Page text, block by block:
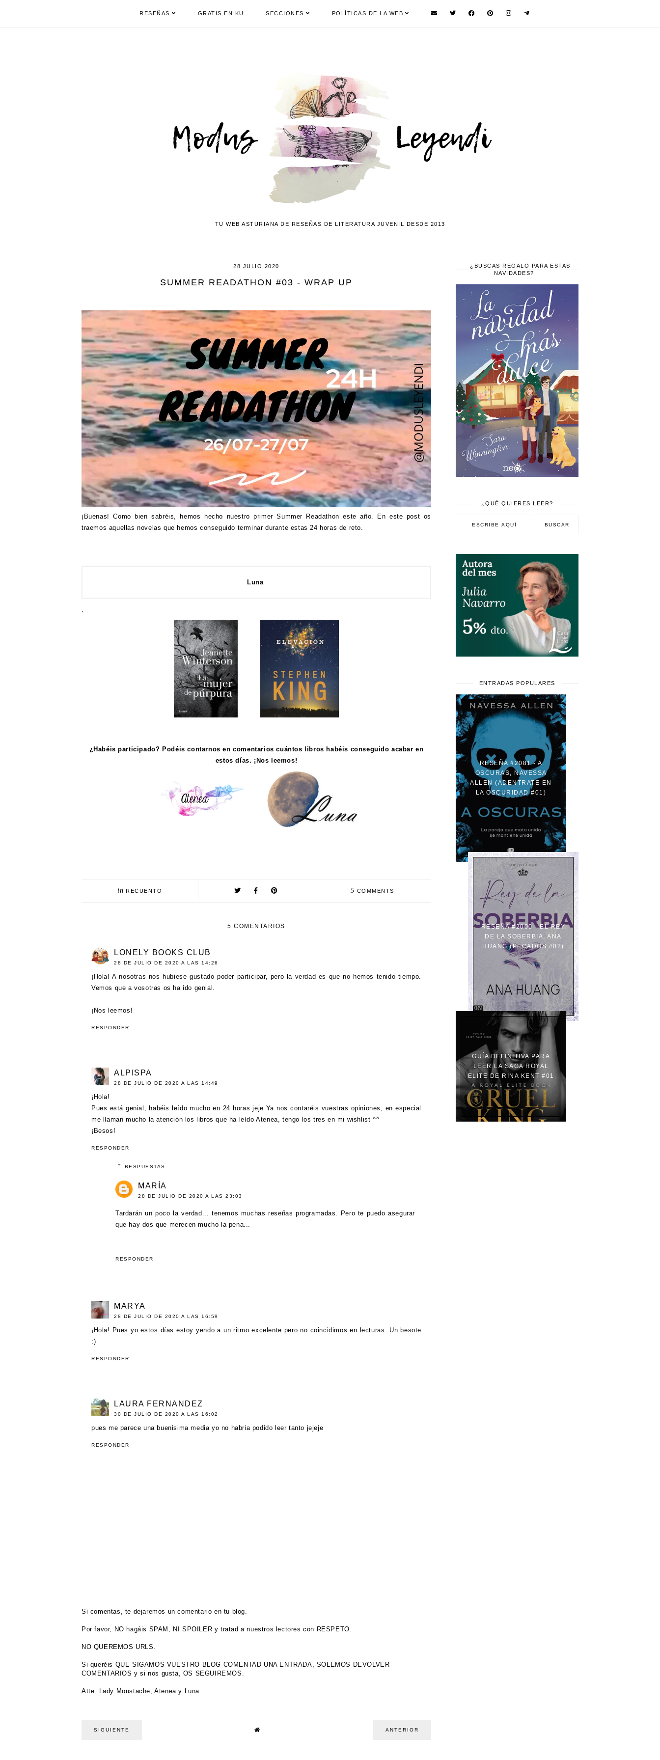
RESEÑAS GRATIS EN KU SECCIONES POLÍTICAS DE LA WEB
TU WEB ASTURIANA DE RESEÑAS DE LITERATURA JUVENIL DESDE 2013
28 JULIO 2020
SUMMER READATHON #03 - WRAP UP
¡Buenas! Como bien sabréis, hemos hecho nuestro primer Summer Readathon este año. En este post os
traemos aquellas novelas que hemos conseguido terminar durante estas 24 horas de reto.
Luna
´
¿Habéis participado? Podéis contarnos en comentarios cuántos libros habéis conseguido acabar en
estos días. ¡Nos leemos!
in RECUENTO 5 COMMENTS
5 COMENTARIOS
LONELY BOOKS CLUB
28 DE JULIO DE 2020 A LAS 14:26
¡Hola! A nosotras nos hubiese gustado poder participar, pero la verdad es que no hemos tenido tiempo.
Vemos que a vosotras os ha ido genial.
¡Nos leemos!
RESPONDER
ALPISPA
28 DE JULIO DE 2020 A LAS 14:49
¡Hola!
Pues está genial, habéis leído mucho en 24 horas jeje Ya nos contaréis vuestras opiniones, en especial
me llaman mucho la atención los libros que ha leído Atenea, tengo los tres en mi wishlist ^^
¡Besos!
RESPONDER
RESPUESTAS
MARÍA
28 DE JULIO DE 2020 A LAS 23:03
Tardarán un poco la verdad... tenemos muchas reseñas programadas. Pero te puedo asegurar
que hay dos que merecen mucho la pena...
RESPONDER
MARYA
28 DE JULIO DE 2020 A LAS 16:59
¡Hola! Pues yo estos días estoy yendo a un ritmo excelente pero no coincidimos en lecturas. Un besote
:)
RESPONDER
LAURA FERNANDEZ
30 DE JULIO DE 2020 A LAS 16:02
pues me parece una buenisima media yo no habria podido leer tanto jejeje
RESPONDER
Si comentas, te dejaremos un comentario en tu blog.
Por favor, NO hagáis SPAM, NI SPOILER y tratad a nuestros lectores con RESPETO.
NO QUEREMOS URLS.
Si queréis QUE SIGAMOS VUESTRO BLOG COMENTAD UNA ENTRADA, SOLEMOS DEVOLVER
COMENTARIOS y si nos gusta, OS SEGUIREMOS.
Atte. Lady Moustache, Atenea y Luna
SIGUIENTE ANTERIOR
¿BUSCAS REGALO PARA ESTAS
NAVIDADES?
¿QUÉ QUIERES LEER?
ENTRADAS POPULARES
RESEÑA #2081 - A
OSCURAS, NAVESSA
ALLEN (ADENTRATE EN
LA OSCURIDAD #01)
RESEÑA #2000 - EL REY
DE LA SOBERBIA, ANA
HUANG (PECADOS #02)
GUÍA DEFINITIVA PARA
LEER LA SAGA ROYAL
ELITE DE RINA KENT #01